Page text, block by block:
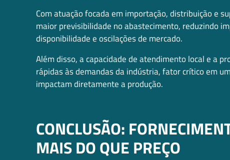
Com atuação focada em importação, distribuição e
maior previsibilidade no abastecimento, reduzindo
disponibilidade e oscilações de mercado.
Além disso, a capacidade de atendimento local e a
rápidas às demandas da indústria, fator crítico em
impactam diretamente a produção.
CONCLUSÃO:
MAIS DO QUE PREÇO